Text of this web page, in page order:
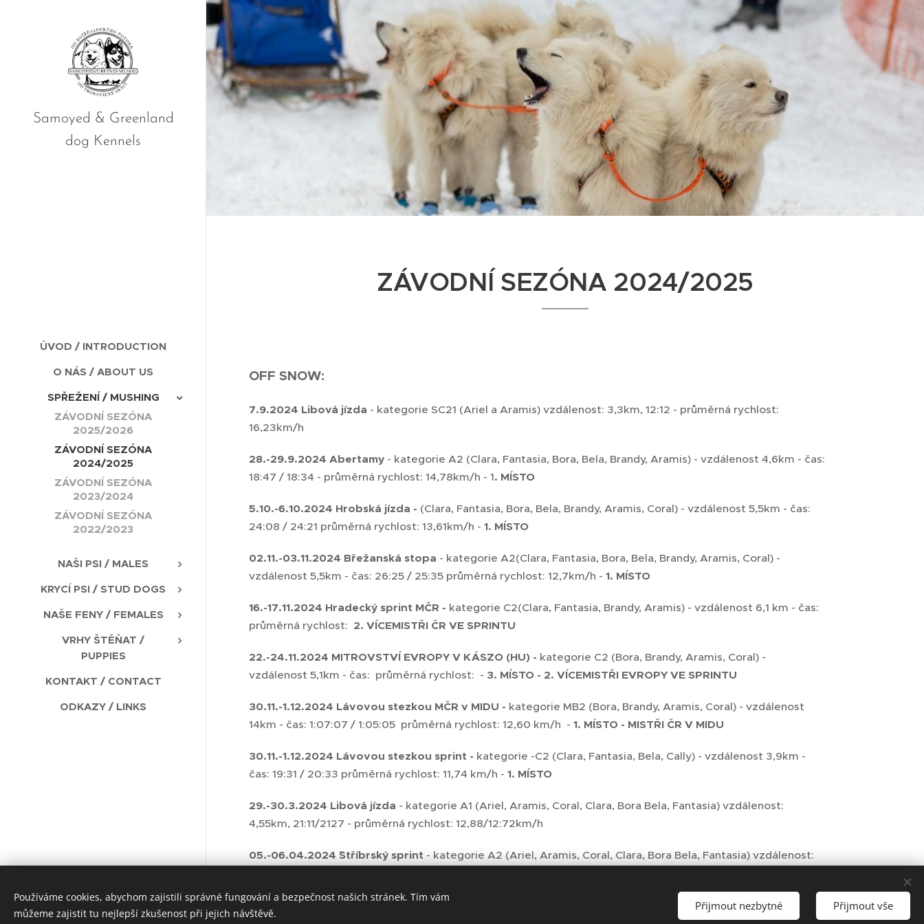
Samoyed & Greenland
dog Kennels
ÚVOD / INTRODUCTION
O NÁS / ABOUT US
SPŘEŽENÍ / MUSHING
ZÁVODNÍ SEZÓNA
2025/2026
ZÁVODNÍ SEZÓNA
2024/2025
ZÁVODNÍ SEZÓNA
2023/2024
ZÁVODNÍ SEZÓNA
2022/2023
NAŠI PSI / MALES
KRYCÍ PSI / STUD DOGS
NAŠE FENY / FEMALES
VRHY ŠTĚŇAT /
PUPPIES
KONTAKT / CONTACT
ODKAZY / LINKS
ZÁVODNÍ SEZÓNA 2024/2025
OFF SNOW:
7.9.2024 Libová jízda - kategorie SC21 (Ariel a Aramis) vzdálenost: 3,3km, 12:12 - průměrná rychlost:
16,23km/h
28.-29.9.2024 Abertamy - kategorie A2 (Clara, Fantasia, Bora, Bela, Brandy, Aramis) - vzdálenost 4,6km - čas:
18:47 / 18:34 - průměrná rychlost: 14,78km/h - 1. MÍSTO
5.10.-6.10.2024 Hrobská jízda - (Clara, Fantasia, Bora, Bela, Brandy, Aramis, Coral) - vzdálenost 5,5km - čas:
24:08 / 24:21 průměrná rychlost: 13,61km/h - 1. MÍSTO
02.11.-03.11.2024 Břežanská stopa - kategorie A2(Clara, Fantasia, Bora, Bela, Brandy, Aramis, Coral) -
vzdálenost 5,5km - čas: 26:25 / 25:35 průměrná rychlost: 12,7km/h - 1. MÍSTO
16.-17.11.2024 Hradecký sprint MČR - kategorie C2(Clara, Fantasia, Brandy, Aramis) - vzdálenost 6,1 km - čas:
průměrná rychlost: 2. VÍCEMISTŘI ČR VE SPRINTU
22.-24.11.2024 MITROVSTVÍ EVROPY V KÁSZO (HU) - kategorie C2 (Bora, Brandy, Aramis, Coral) -
vzdálenost 5,1km - čas: průměrná rychlost: - 3. MÍSTO - 2. VÍCEMISTŘI EVROPY VE SPRINTU
30.11.-1.12.2024 Lávovou stezkou MČR v MIDU - kategorie MB2 (Bora, Brandy, Aramis, Coral) - vzdálenost
14km - čas: 1:07:07 / 1:05:05 průměrná rychlost: 12,60 km/h - 1. MÍSTO - MISTŘI ČR V MIDU
30.11.-1.12.2024 Lávovou stezkou sprint - kategorie -C2 (Clara, Fantasia, Bela, Cally) - vzdálenost 3,9km -
čas: 19:31 / 20:33 průměrná rychlost: 11,74 km/h - 1. MÍSTO
29.-30.3.2024 Libová jízda - kategorie A1 (Ariel, Aramis, Coral, Clara, Bora Bela, Fantasia) vzdálenost:
4,55km, 21:11/2127 - průměrná rychlost: 12,88/12:72km/h
05.-06.04.2024 ¨Stříbrský sprint - kategorie A2 (Ariel, Aramis, Coral, Clara, Bora Bela, Fantasia) vzdálenost:
SAMOYED & GREENLAND DOG
Používáme cookies, abychom zajistili správné fungování a bezpečnost našich stránek. Tím vám
můžeme zajistit tu nejlepší zkušenost při jejich návštěvě.
Přijmout nezbytné Přijmout vše